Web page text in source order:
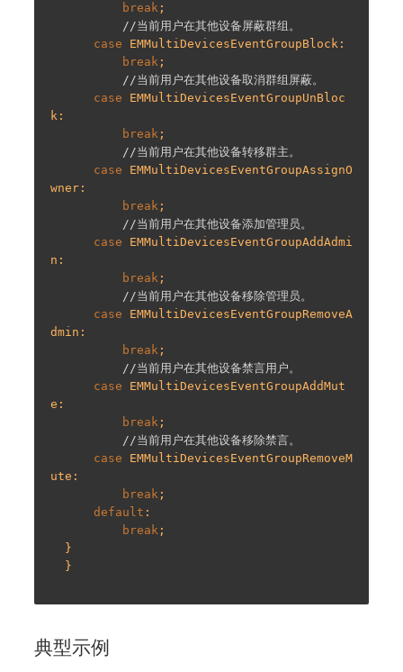
break ;
//当前⽤户在其他设备屏蔽群组。
case EMMultiDevicesEventGroupBlock:
break ;
//当前⽤户在其他设备取消群组屏蔽。
case EMMultiDevicesEventGroupUnBloc
k:
break ;
//当前⽤户在其他设备转移群主。
case EMMultiDevicesEventGroupAssignO
wner:
break ;
//当前⽤户在其他设备添加管理员。
case EMMultiDevicesEventGroupAddAdmi
n:
break ;
//当前⽤户在其他设备移除管理员。
case EMMultiDevicesEventGroupRemoveA
dmin:
break ;
//当前⽤户在其他设备禁⾔⽤户。
case EMMultiDevicesEventGroupAddMut
e:
break ;
//当前⽤户在其他设备移除禁⾔。
case EMMultiDevicesEventGroupRemoveM
ute:
break ;
default :
break ;
典型示例